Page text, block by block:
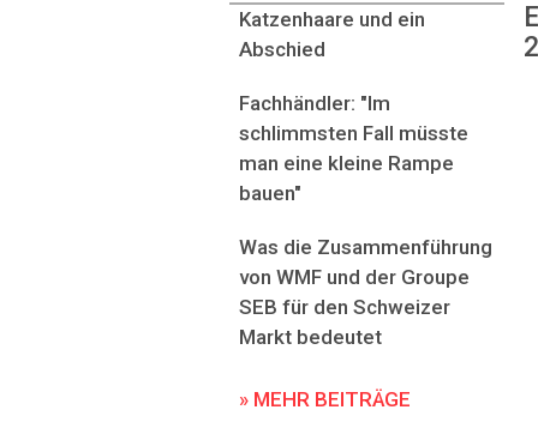
Katzenhaare und ein
Abschied
Fachhändler: "Im
schlimmsten Fall müsste
man eine kleine Rampe
bauen"
Was die Zusammenführung
von WMF und der Groupe
SEB für den Schweizer
Markt bedeutet
» MEHR BEITRÄGE